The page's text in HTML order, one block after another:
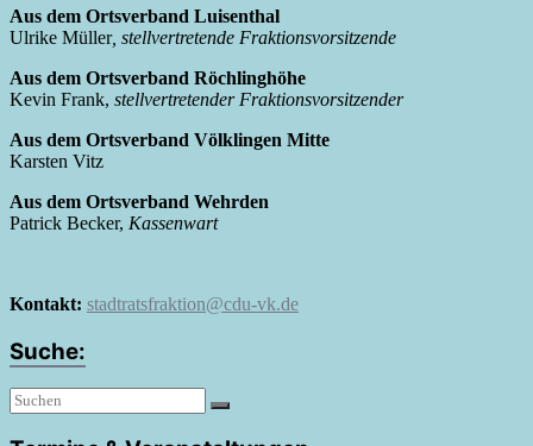
Aus dem Ortsverband Luisenthal
Ulrike Müller, stellvertretende Fraktionsvorsitzende
Aus dem Ortsverband Röchlinghöhe
Kevin Frank, stellvertretender Fraktionsvorsitzender
Aus dem Ortsverband Völklingen Mitte
Karsten Vitz
Aus dem Ortsverband Wehrden
Patrick Becker, Kassenwart
Kontakt: stadtratsfraktion@cdu-vk.de
Suche: